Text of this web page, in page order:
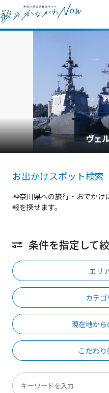
ヴェ
お出かけスポット検索
神奈川県への旅行・おでかけ
報を探せます。
条件を指定して
エリ
カテ
現在地か
こだわ